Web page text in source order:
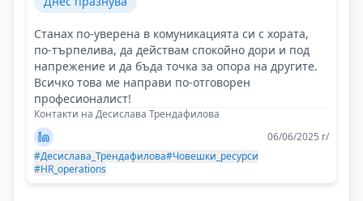
Станах по-уверена в комуникацията си с хората,
по-търпелива, да действам спокойно дори и под
напрежение и да бъда точка за опора на другите.
Всичко това ме направи по-отговорен
професионалист!
Контакти на Десислава Трендафилова
06/06/2025 г/
#Десислава_Трендафилова#Човешки_ресурси
#HR_operations